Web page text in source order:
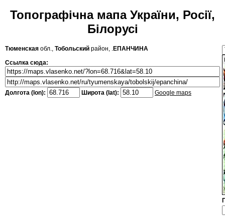
Топографічна мапа України, Росії,
Білорусі
Тюменская обл., Тобольский район, .ЕПАНЧИНА
Ссылка сюда:
Долгота (lon): Широта (lat): Google maps